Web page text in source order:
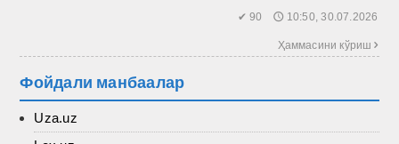
✔ 90 🕔 10:50, 30.07.2026
Ҳаммасини кўриш 
Фойдали манбаалар
Uza.uz